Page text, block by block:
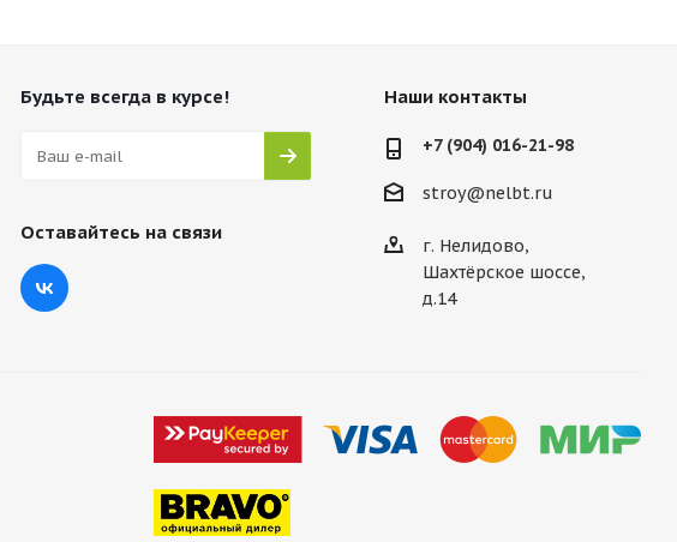
Будьте всегда в курсе!
Оставайтесь на связи
Наши контакты
+7 (904) 016-21-98
stroy@nelbt.ru
г. Нелидово,
Шахтёрское шоссе,
д.14